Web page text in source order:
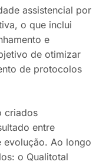
assistencial por
o que inclui
e
de otimizar
de protocolos
criados
entre
evolução. Ao longo
o Qualitotal